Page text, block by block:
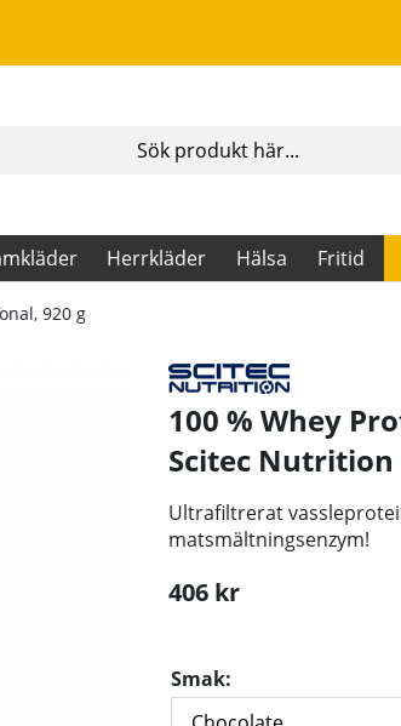
Herrkläder Hälsa Fritid
920 g
100 % Whey
Scitec Nutrition
Ultrafiltrerat
matsmältningsenzym!
406 kr
Smak: